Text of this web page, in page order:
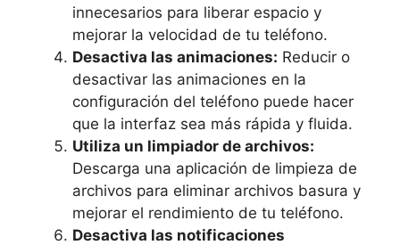
innecesarios para liberar espacio y
mejorar la velocidad de tu teléfono.
Desactiva las animaciones: Reducir o
desactivar las animaciones en la
configuración del teléfono puede hacer
que la interfaz sea más rápida y fluida.
Utiliza un limpiador de archivos:
Descarga una aplicación de limpieza de
archivos para eliminar archivos basura y
mejorar el rendimiento de tu teléfono.
Desactiva las notificaciones